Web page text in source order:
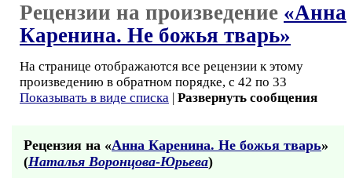
Рецензии на произведение «Анна
Каренина. Не божья тварь»
На странице отображаются все рецензии к этому
произведению в обратном порядке, с 42 по 33
Показывать в виде списка | Развернуть сообщения
Рецензия на «Анна Каренина. Не божья тварь»
(Наталья Воронцова-Юрьева)